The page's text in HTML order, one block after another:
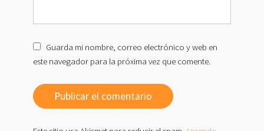
Guarda mi nombre, correo electrónico y web en
este navegador para la próxima vez que comente.